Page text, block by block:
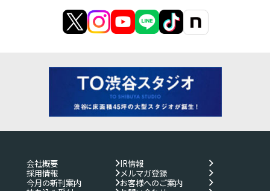
会社概要
IR情報
採用情報
メルマガ登録
今月の新刊案内
お客様へのご案内